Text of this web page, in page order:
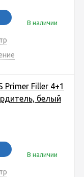
В наличии
Primer Filler 4+1
белый
В наличии